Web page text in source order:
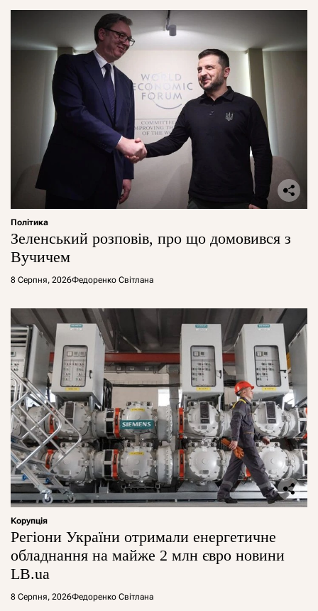
Політика
Зеленський розповів, про що домовився з
Вучичем
8 Серпня, 2026Федоренко Світлана
Корупція
Регіони України отримали енергетичне
обладнання на майже 2 млн євро новини
LB.ua
8 Серпня, 2026Федоренко Світлана